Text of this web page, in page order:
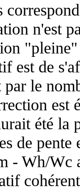
n'est
"pleine"
est de
par le
est
été la
de
- Wh/Wc